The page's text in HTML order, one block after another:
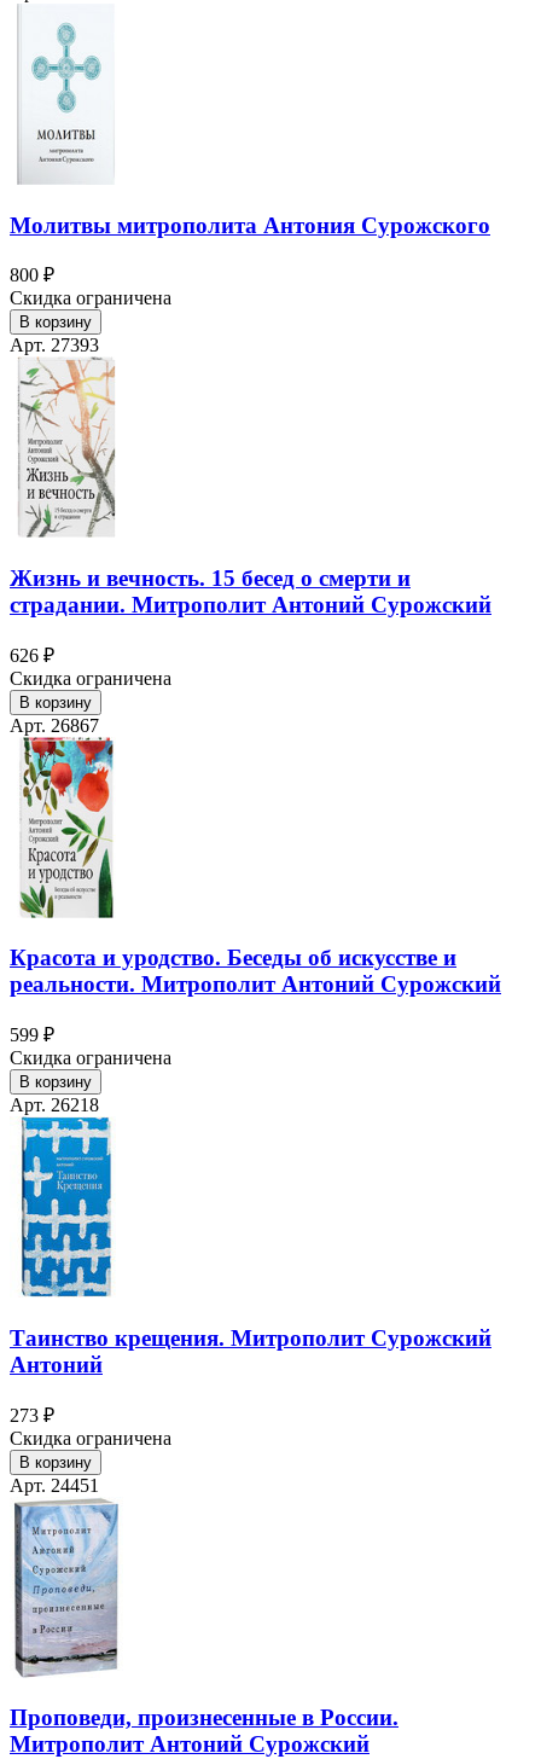
Молитвы митрополита Антония Сурожского
800 ₽
Скидка ограничена
В корзину
Арт. 27393
Жизнь и вечность. 15 бесед о смерти и
страдании. Митрополит Антоний Сурожский
626 ₽
Скидка ограничена
В корзину
Арт. 26867
Красота и уродство. Беседы об искусстве и
реальности. Митрополит Антоний Сурожский
599 ₽
Скидка ограничена
В корзину
Арт. 26218
Таинство крещения. Митрополит Сурожский
Антоний
273 ₽
Скидка ограничена
В корзину
Арт. 24451
Проповеди, произнесенные в России.
Митрополит Антоний Сурожский